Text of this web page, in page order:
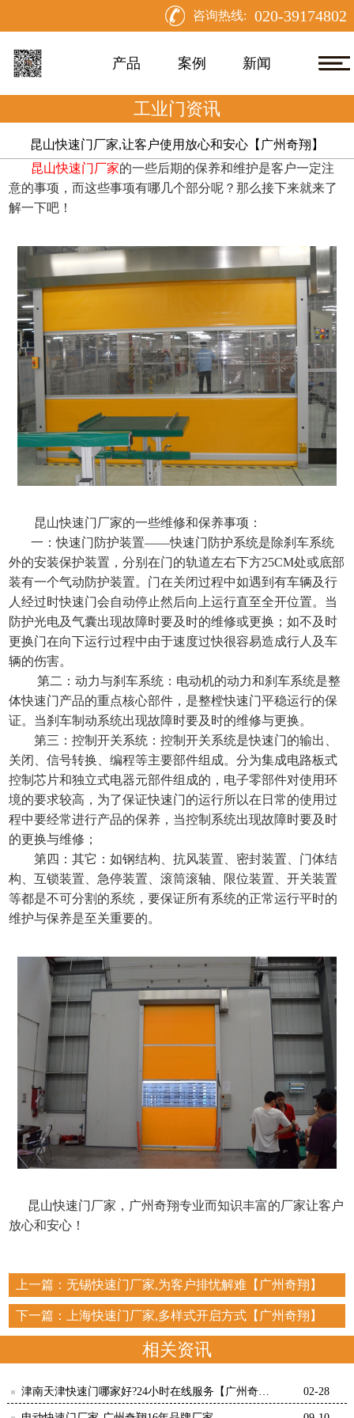
咨询热线: 020-39174802
产品 案例 新闻
工业门资讯
昆山快速门厂家,让客户使用放心和安心【广州奇翔】
昆山快速门厂家的一些后期的保养和维护是客户一定注
意的事项，而这些事项有哪几个部分呢？那么接下来就来了
解一下吧！
昆山快速门厂家的一些维修和保养事项：
一：快速门防护装置——快速门防护系统是除刹车系统
外的安装保护装置，分别在门的轨道左右下方25CM处或底部
装有一个气动防护装置。门在关闭过程中如遇到有车辆及行
人经过时快速门会自动停止然后向上运行直至全开位置。当
防护光电及气囊出现故障时要及时的维修或更换；如不及时
更换门在向下运行过程中由于速度过快很容易造成行人及车
辆的伤害。
第二：动力与刹车系统：电动机的动力和刹车系统是整
体快速门产品的重点核心部件，是整樘快速门平稳运行的保
证。当刹车制动系统出现故障时要及时的维修与更换。
第三：控制开关系统：控制开关系统是快速门的输出、
关闭、信号转换、编程等主要部件组成。分为集成电路板式
控制芯片和独立式电器元部件组成的，电子零部件对使用环
境的要求较高，为了保证快速门的运行所以在日常的使用过
程中要经常进行产品的保养，当控制系统出现故障时要及时
的更换与维修；
第四：其它：如钢结构、抗风装置、密封装置、门体结
构、互锁装置、急停装置、滚筒滚轴、限位装置、开关装置
等都是不可分割的系统，要保证所有系统的正常运行平时的
维护与保养是至关重要的。
昆山快速门厂家，广州奇翔专业而知识丰富的厂家让客户
放心和安心！
上一篇： 无锡快速门厂家,为客户排忧解难【广州奇翔】
下一篇： 上海快速门厂家,多样式开启方式【广州奇翔】
相关资讯
津南天津快速门哪家好?24小时在线服务【广州奇
翔】
02-28